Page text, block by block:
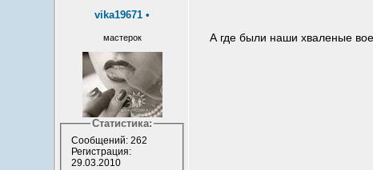
vika19671 •
мастерок
Статистика:
Сообщений: 262
Регистрация:
29.03.2010
А где были наши хваленые